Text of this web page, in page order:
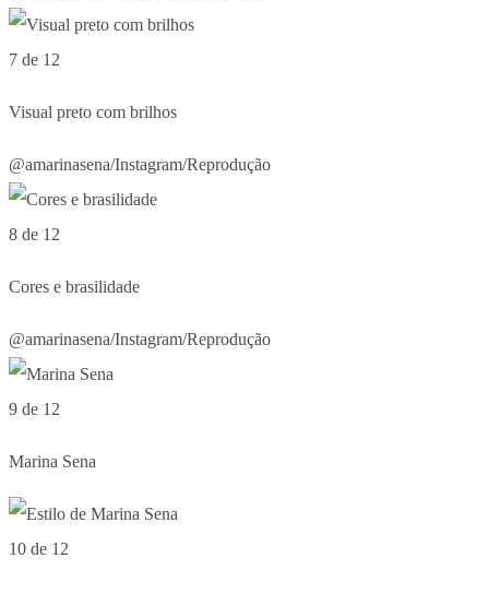
7 de 12
Visual preto com brilhos
@amarinasena/Instagram/Reprodução
8 de 12
Cores e brasilidade
@amarinasena/Instagram/Reprodução
9 de 12
Marina Sena
10 de 12